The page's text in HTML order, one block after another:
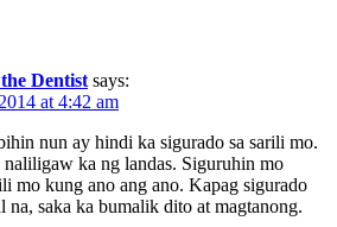
Dentist says:
at 4:42 am
nun ay hindi ka sigurado sa sarili mo.
ka ng landas. Siguruhin mo
mo kung ano ang ano. Kapag sigurado
na, saka ka bumalik dito at magtanong.